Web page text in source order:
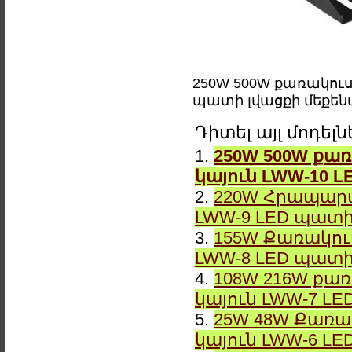
250W 500W
պատի լվացքի
Դիտել այլ
1. 250W 500W
կայուն LWW-10
2. 220W
LWW-9 LED
3. 155W
LWW-8 LED
4. 108W 216W
կայուն LWW-7
5. 25W 48W
կայուն LWW-6